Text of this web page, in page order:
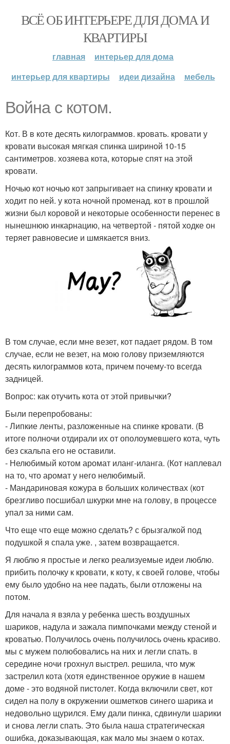
ВСЁ ОБ ИНТЕРЬЕРЕ ДЛЯ ДОМА И
КВАРТИРЫ
главная
интерьер для дома
интерьер для квартиры
идеи дизайна мебель
Война с котом.
Кот. В в коте десять килограммов. кровать. кровати у
кровати высокая мягкая спинка шириной 10-15
сантиметров. хозяева кота, которые спят на этой
кровати.
Ночью кот ночью кот запрыгивает на спинку кровати и
ходит по ней. у кота ночной променад. кот в прошлой
жизни был коровой и некоторые особенности перенес в
нынешнюю инкарнацию, на четвертой - пятой ходке он
теряет равновесие и шмякается вниз.
В том случае, если мне везет, кот падает рядом. В том
случае, если не везет, на мою голову приземляются
десять килограммов кота, причем почему-то всегда
задницей.
Вопрос: как отучить кота от этой привычки?
Были перепробованы:
- Липкие ленты, разложенные на спинке кровати. (В
итоге полночи отдирали их от ополоумевшего кота, чуть
без скальпа его не оставили.
- Нелюбимый котом аромат иланг-иланга. (Кот наплевал
на то, что аромат у него нелюбимый.
- Мандариновая кожура в больших количествах (кот
брезгливо посшибал шкурки мне на голову, в процессе
упал за ними сам.
Что еще что еще можно сделать? с брызгалкой под
подушкой я спала уже. , затем возвращается.
Я люблю я простые и легко реализуемые идеи люблю.
прибить полочку к кровати, к коту, к своей голове, чтобы
ему было удобно на нее падать, были отложены на
потом.
Для начала я взяла у ребенка шесть воздушных
шариков, надула и зажала пимпочками между стеной и
кроватью. Получилось очень получилось очень красиво.
мы с мужем полюбовались на них и легли спать. в
середине ночи грохнул выстрел. решила, что муж
застрелил кота (хотя единственное оружие в нашем
доме - это водяной пистолет. Когда включили свет, кот
сидел на полу в окружении ошметков синего шарика и
недовольно щурился. Ему дали пинка, сдвинули шарики
и снова легли спать. Это была наша стратегическая
ошибка, доказывающая, как мало мы знаем о котах.